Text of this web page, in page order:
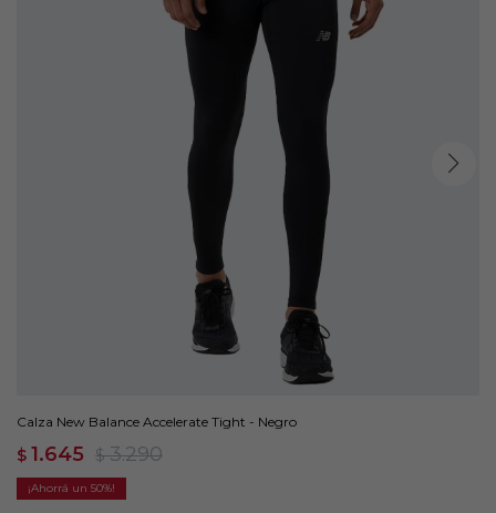
Calza New Balance Accelerate Tight - Negro
$ 1.645 $ 3.290
50